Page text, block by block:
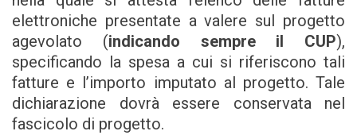
elettroniche presentate a valere sul progetto
agevolato (indicando sempre il CUP),
specificando la spesa a cui si riferiscono tali
fatture e l’importo imputato al progetto. Tale
dichiarazione dovrà essere conservata nel
fascicolo di progetto.